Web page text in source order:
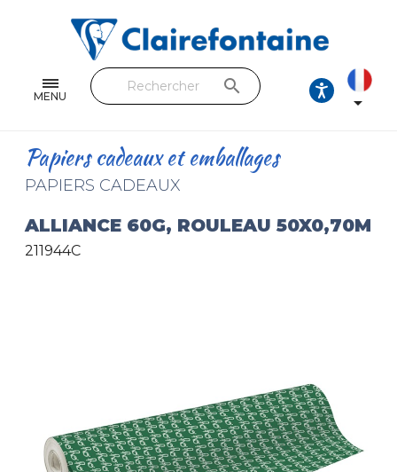
MENU
Feuilles & Copies
Beaux-arts & Dessin
Loisirs créatifs
Cuir & trousses
search

Papiers cadeaux et emballages
PAPIERS CADEAUX
ALLIANCE 60G, ROULEAU 50X0,70M
211944C